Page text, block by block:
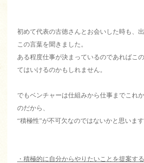
初めて代表の古徳さんとお会いした時も、
この言葉を聞きました。
ある程度仕事が決まっているのであればこ
てはいけるのかもしれません。
でもベンチャーは仕組みから仕事までこれ
のだから、
“積極性”が不可欠なのではないかと思います
・積極的に自分からやりたいことを提案する